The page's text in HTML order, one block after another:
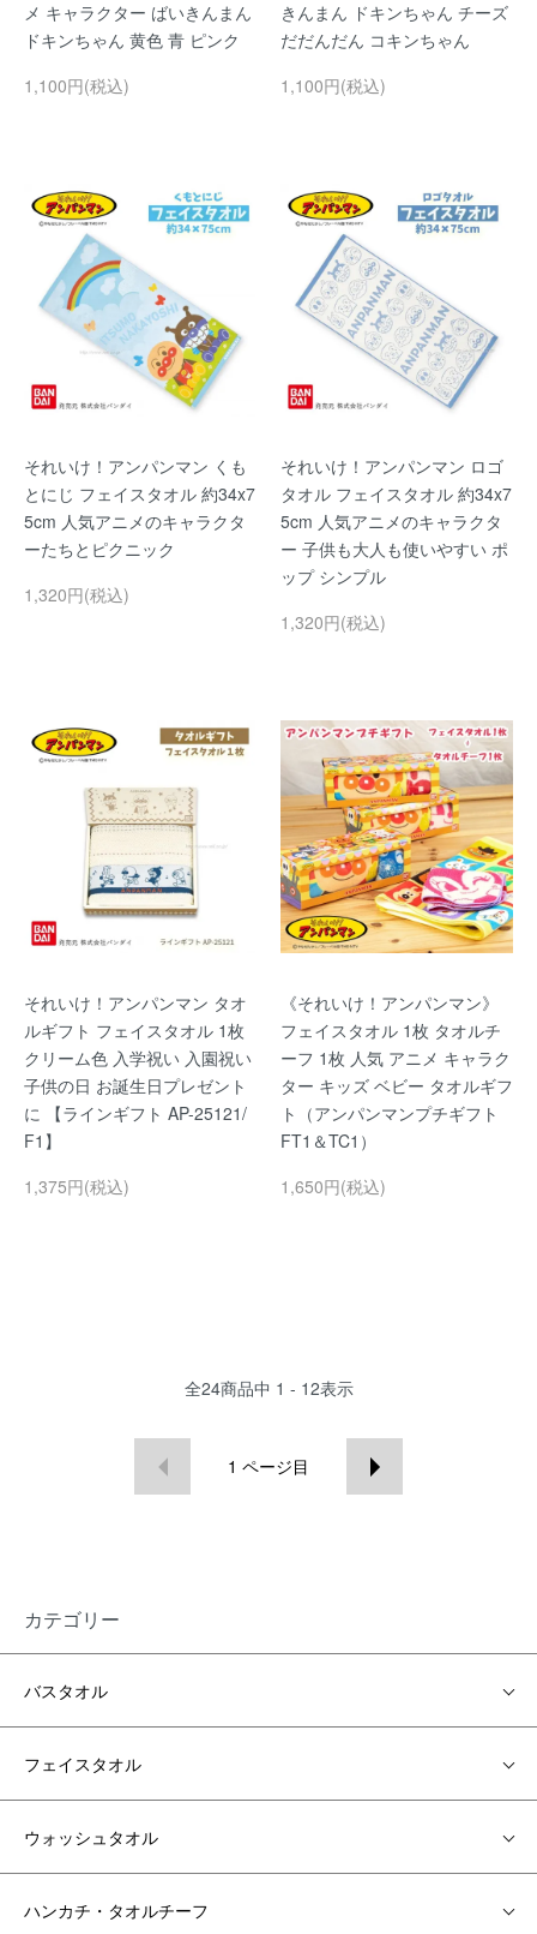
メ キャラクター ばいきんまん
ドキンちゃん 黄色 青 ピンク
1,100円(税込)
きんまん ドキンちゃん チーズ
だだんだん コキンちゃん
1,100円(税込)
それいけ！アンパンマン くも
とにじ フェイスタオル 約34x7
5cm 人気アニメのキャラクタ
ーたちとピクニック
1,320円(税込)
それいけ！アンパンマン ロゴ
タオル フェイスタオル 約34x7
5cm 人気アニメのキャラクタ
ー 子供も大人も使いやすい ポ
ップ シンプル
1,320円(税込)
それいけ！アンパンマン タオ
ルギフト フェイスタオル 1枚
クリーム色 入学祝い 入園祝い
子供の日 お誕生日プレゼント
に 【ラインギフト AP-25121/
F1】
1,375円(税込)
《それいけ！アンパンマン》
フェイスタオル 1枚 タオルチ
ーフ 1枚 人気 アニメ キャラク
ター キッズ ベビー タオルギフ
ト（アンパンマンプチギフト
FT1＆TC1）
1,650円(税込)
全24商品中 1 - 12表示
1 ページ目
カテゴリー
バスタオル
フェイスタオル
ウォッシュタオル
ハンカチ・タオルチーフ